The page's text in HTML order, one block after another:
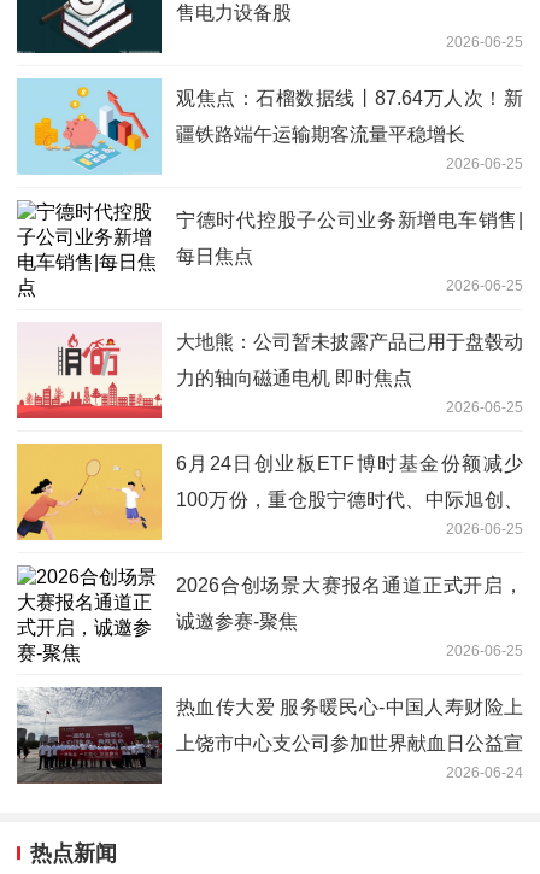
售电力设备股
2026-06-25
观焦点：石榴数据线丨87.64万人次！新
疆铁路端午运输期客流量平稳增长
2026-06-25
宁德时代控股子公司业务新增电车销售|
每日焦点
2026-06-25
大地熊：公司暂未披露产品已用于盘毂动
力的轴向磁通电机 即时焦点
2026-06-25
6月24日创业板ETF博时基金份额减少
100万份，重仓股宁德时代、中际旭创、
2026-06-25
2026合创场景大赛报名通道正式开启，
诚邀参赛-聚焦
2026-06-25
热血传大爱 服务暖民心-中国人寿财险上
上饶市中心支公司参加世界献血日公益宣
2026-06-24
热点新闻